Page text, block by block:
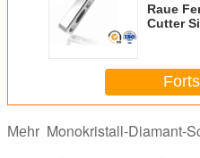
Raue
Cutter
Mehr Monokristall-Diamant-